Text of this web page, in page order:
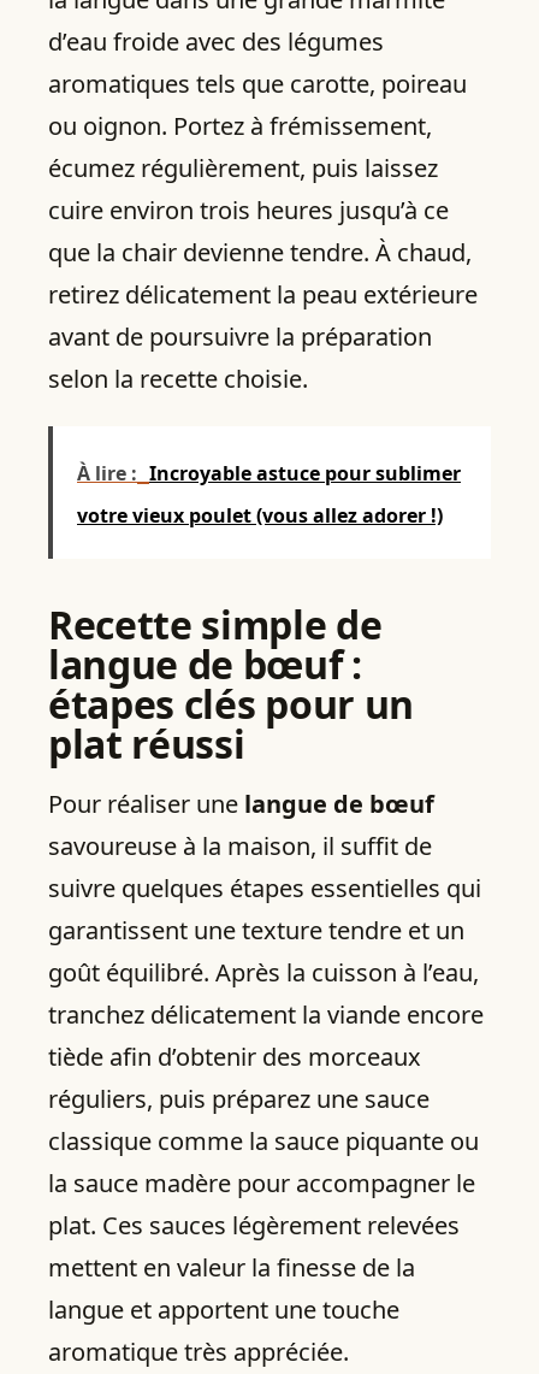
d’eau froide avec des légumes
aromatiques tels que carotte, poireau
ou oignon. Portez à frémissement,
écumez régulièrement, puis laissez
cuire environ trois heures jusqu’à ce
que la chair devienne tendre. À chaud,
retirez délicatement la peau extérieure
avant de poursuivre la préparation
selon la recette choisie.
À lire : Incroyable astuce pour sublimer
votre vieux poulet (vous allez adorer !)
Recette simple de
langue de bœuf :
étapes clés pour un
plat réussi
Pour réaliser une langue de bœuf
savoureuse à la maison, il suffit de
suivre quelques étapes essentielles qui
garantissent une texture tendre et un
goût équilibré. Après la cuisson à l’eau,
tranchez délicatement la viande encore
tiède afin d’obtenir des morceaux
réguliers, puis préparez une sauce
classique comme la sauce piquante ou
la sauce madère pour accompagner le
plat. Ces sauces légèrement relevées
mettent en valeur la finesse de la
langue et apportent une touche
aromatique très appréciée.